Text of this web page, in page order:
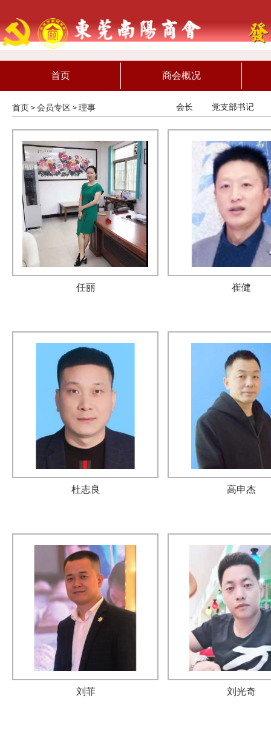
首页 商会概况
首页 > 会员专区 > 理事 会长 党支部书记
任丽 崔健
杜志良 高申杰
刘菲 刘光奇